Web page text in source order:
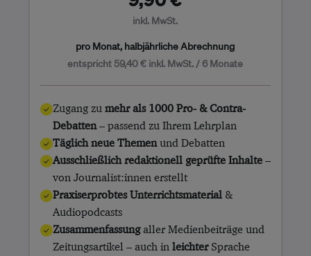
inkl. MwSt.
pro Monat, halbjährliche Abrechnung
entspricht 59,40 € inkl. MwSt. / 6 Monate
Zugang zu mehr als 1000 Pro- & Contra-
Debatten– passend zu Ihrem Lehrplan
Täglich neue Themenund Debatten
Ausschließlich redaktionell geprüfte Inhalte–
von Journalist:innen erstellt
Praxiserprobtes Unterrichtsmaterial&
Audiopodcasts
Zusammenfassungaller Medienbeiträge und
Zeitungsartikel – auch in leichterSprache